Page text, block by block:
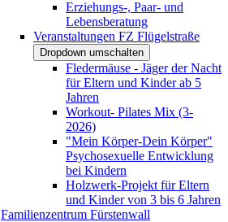
Erziehungs-, Paar- und
Lebensberatung
Veranstaltungen FZ Flügelstraße
Dropdown umschalten
Fledermäuse - Jäger der Nacht
für Eltern und Kinder ab 5
Jahren
Workout- Pilates Mix (3-
2026)
"Mein Körper-Dein Körper"
Psychosexuelle Entwicklung
bei Kindern
Holzwerk-Projekt für Eltern
und Kinder von 3 bis 6 Jahren
Familienzentrum Fürstenwall